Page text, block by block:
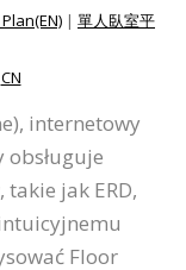
| 單人臥室平
CN
internetowy
jak ERD,
Floor